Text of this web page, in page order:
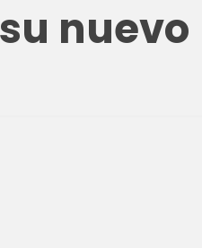
nuevo